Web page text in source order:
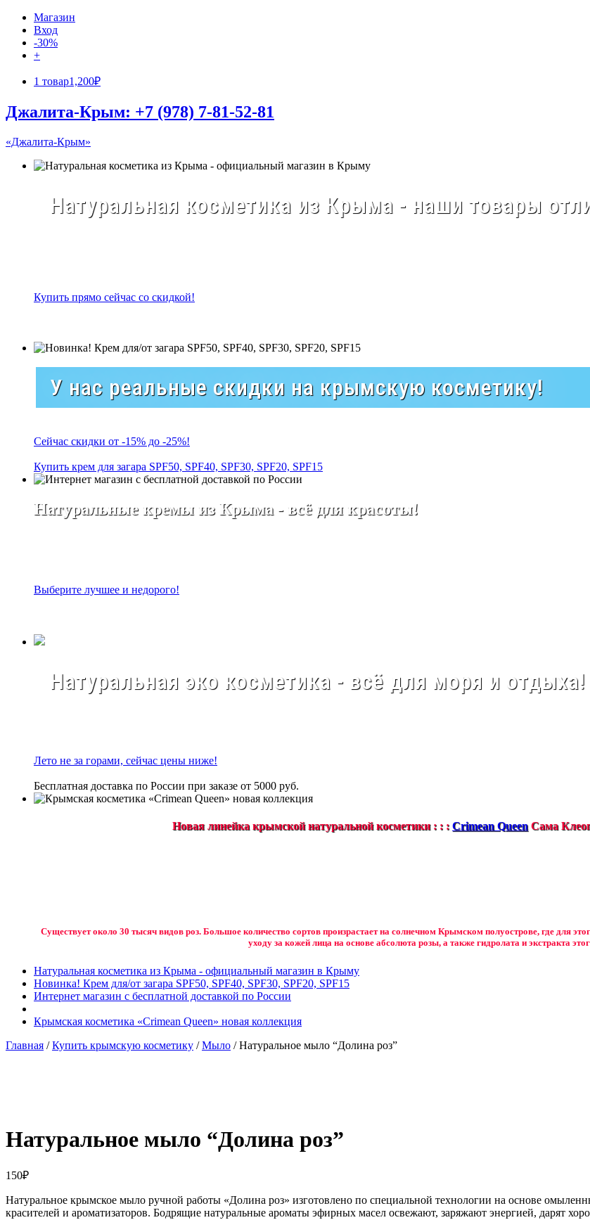
Магазин
Вход
-30%
+
1 товар1,200₽
Джалита-Крым: +7 (978) 7-81-52-81
«Джалита-Крым»
Натуральная косметика из Крыма - наши товары
Купить прямо сейчас со скидкой!
У нас реальные скидки на крымскую косметику!
Сейчас скидки от -15% до -25%!
Купить крем для загара SPF50, SPF40, SPF30, SPF20, SPF15
Натуральные кремы из Крыма - всё для красоты!
Выберите лучшее и недорого!
Натуральная эко косметика - всё для моря и отдыха!
Лето не за горами, сейчас цены ниже!
Бесплатная доставка по России при заказе от 5000 руб.
Новая линейка крымской натуральной косметики : : : Crimean Queen Сама
Существует около 30 тысяч видов роз. Большое количество сортов произрастает на солнечном Крымском полуострове, где для
уходу за кожей лица на основе абсолюта розы, а также гидролата и экстракта
Натуральная косметика из Крыма - официальный магазин в Крыму
Новинка! Крем для/от загара SPF50, SPF40, SPF30, SPF20, SPF15
Интернет магазин с бесплатной доставкой по России
Крымская косметика «Crimean Queen» новая коллекция
Главная /Купить крымскую косметику /Мыло / Натуральное мыло “Долина роз”
Натуральное мыло “Долина роз”
150₽
Натуральное крымское мыло ручной работы «Долина роз» изготовлено по специальной технологии на основе
красителей и ароматизаторов. Бодрящие натуральные ароматы эфирных масел освежают, заряжают энергией, дарят